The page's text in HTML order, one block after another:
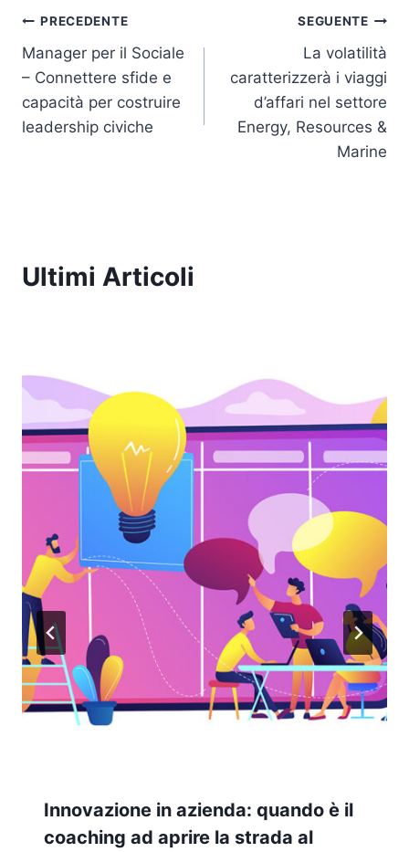
dI
n
b
o
o
k
p
p
Navigazione
articoli
PRECEDENTE
Manager per il Sociale
– Connettere sfide e
capacità per costruire
leadership civiche
SEGUENTE
La volatilità
caratterizzerà i viaggi
d’affari nel settore
Energy, Resources &
Marine
Ultimi Articoli
Innovazione in azienda: quando è il
coaching ad aprire la strada al